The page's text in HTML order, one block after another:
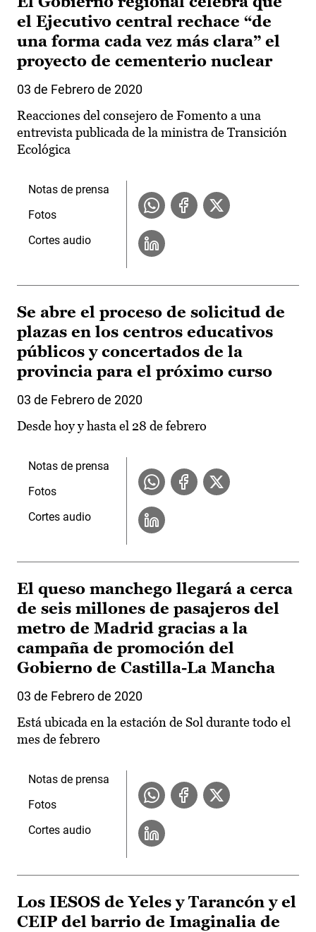
el Ejecutivo central rechace “de
una forma cada vez más clara” el
proyecto de cementerio nuclear
03 de Febrero de 2020
Reacciones del consejero de Fomento a una
entrevista publicada de la ministra de Transición
Ecológica
Notas de prensa
Fotos
Cortes audio
Se abre el proceso de solicitud de
plazas en los centros educativos
públicos y concertados de la
provincia para el próximo curso
03 de Febrero de 2020
Desde hoy y hasta el 28 de febrero
Notas de prensa
Fotos
Cortes audio
El queso manchego llegará a cerca
de seis millones de pasajeros del
metro de Madrid gracias a la
campaña de promoción del
Gobierno de Castilla-La Mancha
03 de Febrero de 2020
Está ubicada en la estación de Sol durante todo el
mes de febrero
Notas de prensa
Fotos
Cortes audio
Los IESOS de Yeles y Tarancón y el
CEIP del barrio de Imaginalia de